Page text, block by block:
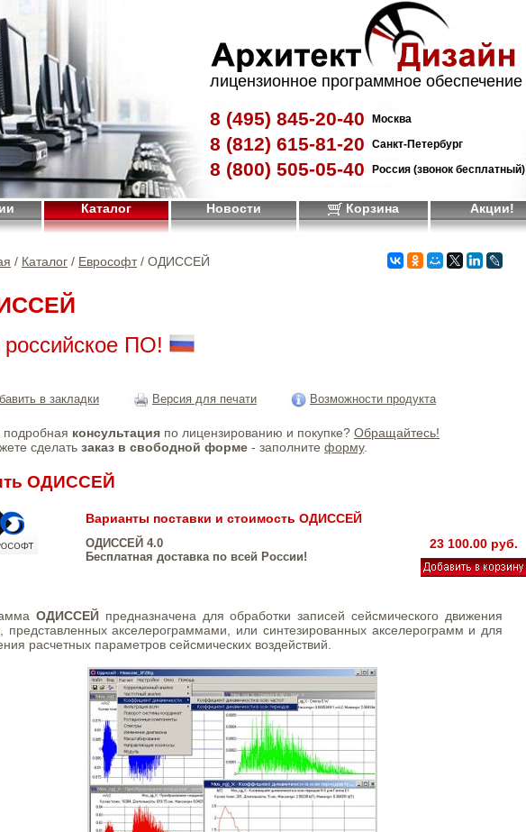
лицензионное программное обеспечение
8 (495) 845-20-40 Москва
8 (812) 615-81-20 Санкт-Петербург
8 (800) 505-05-40 Россия (звонок бесплатный)
Каталог Новости Корзина Акции!
/ Каталог / Еврософт/ ОДИССЕЙ
российское ПО!
в закладки Версия для печати Возможности продукта
консультация по лицензированию и покупке? Обращайтесь!
сделать заказ в свободной форме - заполните форму.
ОДИССЕЙ
Варианты поставки и стоимость ОДИССЕЙ
ОДИССЕЙ 4.0
Бесплатная доставка по всей России!
23 100.00 руб.
ОДИССЕЙ предназначена для обработки записей сейсмического движения
представленных акселерограммами, или синтезированных акселерограмм и для
расчетных параметров сейсмических воздействий.